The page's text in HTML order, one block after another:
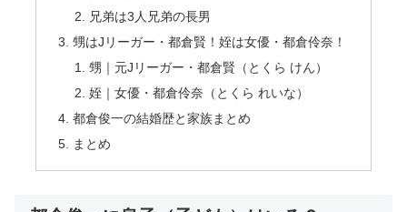
兄弟は3人兄弟の長男
甥はJリーガー・都倉賢！姪は女優・都倉伶奈！
甥｜元Jリーガー・都倉賢（とくら けん）
姪｜女優・都倉伶奈（とくら れいな）
都倉俊一の結婚歴と家族まとめ
まとめ